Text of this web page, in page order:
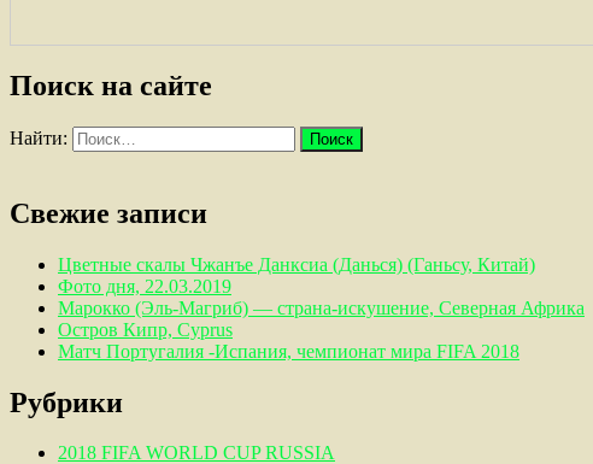
Поиск на сайте
Найти:
Свежие записи
Цветные скалы Чжанъе Данксиа (Данься) (Ганьсу, Китай)
Фото дня, 22.03.2019
Марокко (Эль-Магриб) — страна-искушение, Северная Африка
Остров Кипр, Cyprus
Матч Португалия -Испания, чемпионат мира FIFA 2018
Рубрики
2018 FIFA WORLD CUP RUSSIA